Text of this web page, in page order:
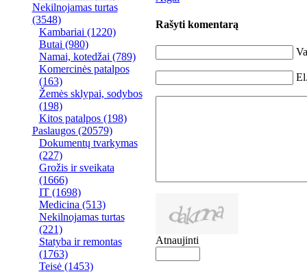
Nekilnojamas turtas
(3548)
Kambariai (1220)
Butai (980)
Namai, kotedžai (789)
Komercinės patalpos
(163)
Žemės sklypai, sodybos
(198)
Kitos patalpos (198)
Paslaugos (20579)
Dokumentų tvarkymas
(227)
Grožis ir sveikata
(1666)
IT (1698)
Medicina (513)
Nekilnojamas turtas
(221)
Statyba ir remontas
(1763)
Teisė (1453)
Rašyti komentarą
Atnaujinti